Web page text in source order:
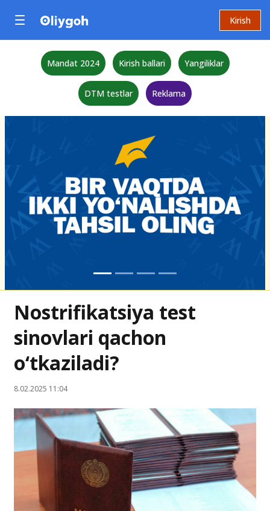
Kirish
Mandat 2024 Kirish ballari Yangiliklar
DTM testlar Reklama
Nostrifikatsiya test
sinovlari qachon
o‘tkaziladi?
8.02.2025 11:04